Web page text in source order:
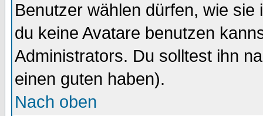
Benutzer wählen dürfen, wie
du keine Avatare benutzen
Administrators. Du solltest ihn
einen guten haben).
Nach oben